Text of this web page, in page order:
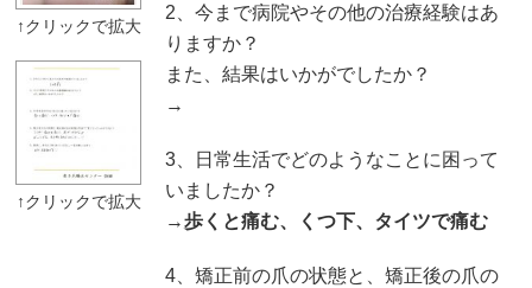
2、今まで病院やその他の治療経験はあ
りますか？
また、結果はいかがでしたか？
→
3、日常生活でどのようなことに困って
いましたか？
→歩くと痛む、くつ下、タイツで痛む
4、矯正前の爪の状態と、矯正後の爪の